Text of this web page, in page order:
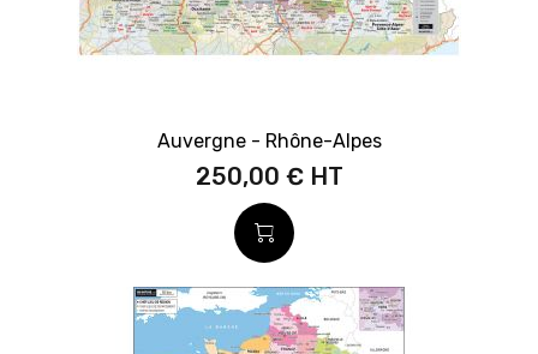
Auvergne - Rhône-Alpes
250,00 €